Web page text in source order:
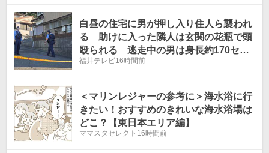
白昼の住宅に男が押し入り住人ら襲われ
る 助けに入った隣人は玄関の花瓶で頭
殴られる 逃走中の男は身長約170セン
チの30代か 警察が行方追う
福井テレビ16時間前
＜マリンレジャーの参考に＞海水浴に行
きたい！おすすめのきれいな海水浴場は
どこ？【東日本エリア編】
ママスタセレクト 16時間前